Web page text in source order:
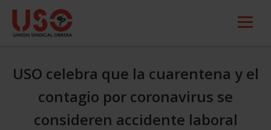
USO celebra que la cuarentena y el
contagio por coronavirus se
consideren accidente laboral